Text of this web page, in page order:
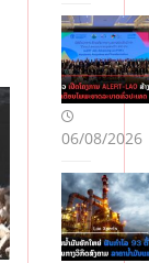
06/08/2026